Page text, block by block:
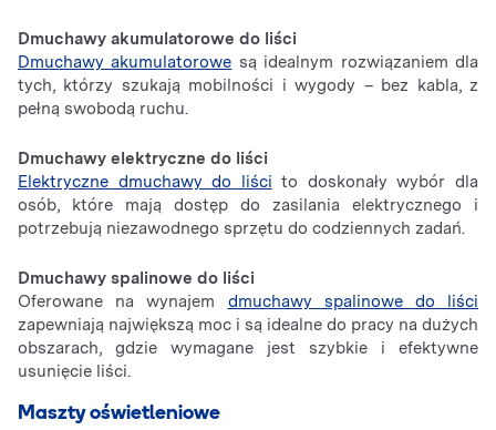
Dmuchawy akumulatorowe do liści
Dmuchawy akumulatorowe są idealnym rozwiązaniem dla
tych, którzy szukają mobilności i wygody – bez kabla, z
pełną swobodą ruchu.
Dmuchawy elektryczne do liści
Elektryczne dmuchawy do liści to doskonały wybór dla
osób, które mają dostęp do zasilania elektrycznego i
potrzebują niezawodnego sprzętu do codziennych zadań.
Dmuchawy spalinowe do liści
Oferowane na wynajem dmuchawy spalinowe do liści
zapewniają największą moc i są idealne do pracy na dużych
obszarach, gdzie wymagane jest szybkie i efektywne
usunięcie liści.
Maszty oświetleniowe